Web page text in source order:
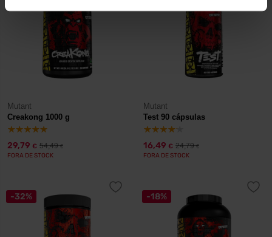
Mutant
Creakong 1000 g
29,79 € 54,49€
FORA DE STOCK
Mutant
Test 90 cápsulas
16,49 € 24,79€
FORA DE STOCK
-32% -18%